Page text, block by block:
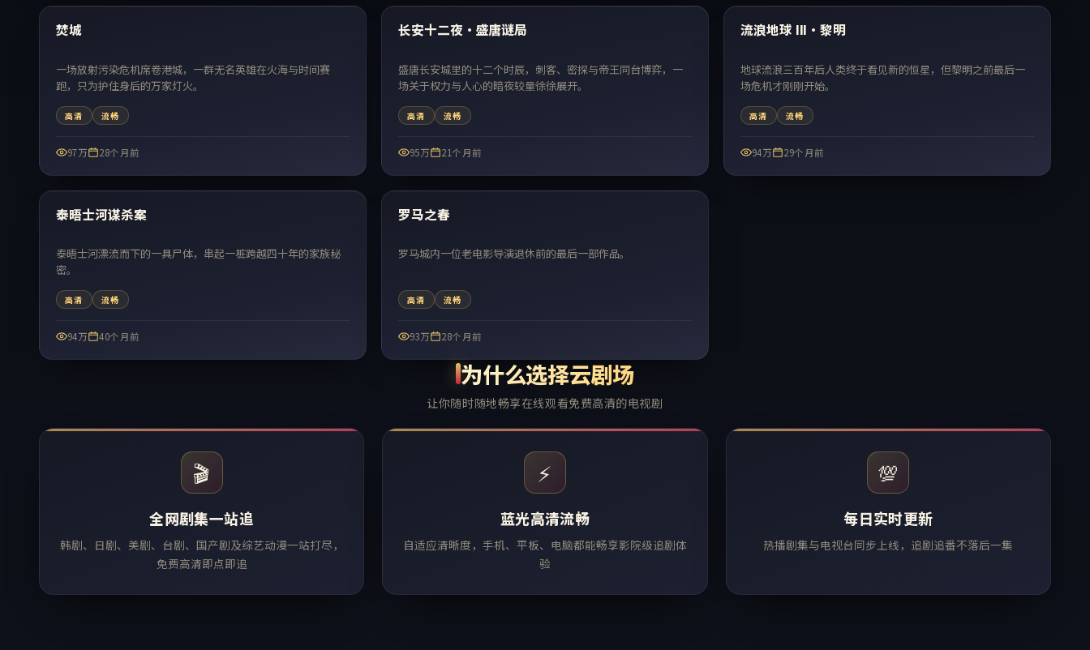
热门
焚城
一场放射污染危机席卷港城，一群无名英雄在火海与时间赛
跑，只为护住身后的万家灯火。
高清 流畅
97万 28个月前
热门
长安十二夜·盛唐谜局
盛唐长安城里的十二个时辰，刺客、密探与帝王同台博弈，一
场关于权力与人心的暗夜较量徐徐展开。
高清 流畅
95万 21个月前
热门
流浪地球 III·黎明
地球流浪三百年后人类终于看见新的恒星，但黎明之前最后一
场危机才刚刚开始。
高清 流畅
94万 29个月前
热门
泰晤士河谋杀案
泰晤士河漂流而下的一具尸体，串起一桩跨越四十年的家族秘
密。
高清 流畅
94万 40个月前
热门
罗马之春
罗马城内一位老电影导演退休前的最后一部作品。
高清 流畅
93万 28个月前
为什么选择云剧场
让你随时随地畅享在线观看免费高清的电视剧
🎬
全网剧集一站追
韩剧、日剧、美剧、台剧、国产剧及综艺动漫一站打尽，
免费高清即点即追
⚡
蓝光高清流畅
自适应清晰度，手机、平板、电脑都能畅享影院级追剧体
验
💯
每日实时更新
热播剧集与电视台同步上线，追剧追番不落后一集